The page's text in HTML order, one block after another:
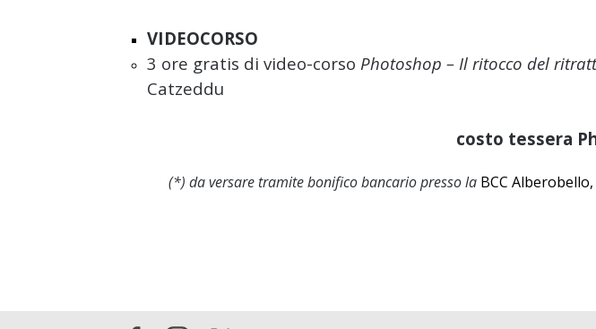
VIDEOCORSO
3 ore gratis di video-corso Photoshop – Il ritocco del
Catzeddu
costo tessera
(*) da versare tramite bonifico bancario presso la BCC